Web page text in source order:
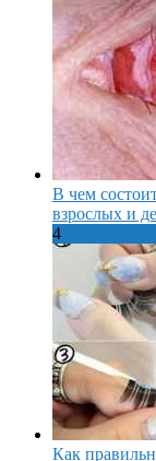
В чем
взрослых и
4
Как